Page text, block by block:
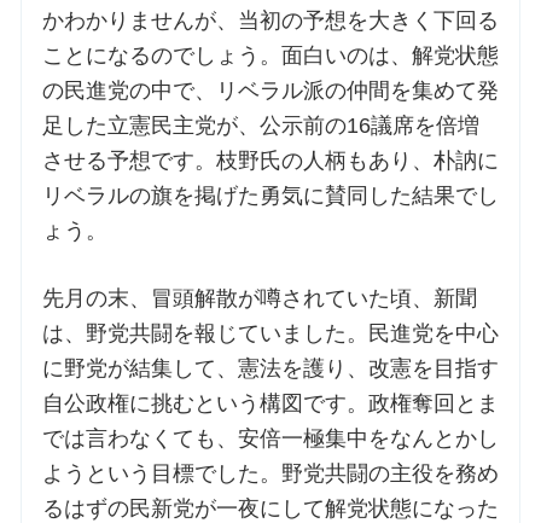
かわかりませんが、当初の予想を大きく下回る
ことになるのでしょう。面白いのは、解党状態
の民進党の中で、リベラル派の仲間を集めて発
足した立憲民主党が、公示前の16議席を倍増
させる予想です。枝野氏の人柄もあり、朴訥に
リベラルの旗を掲げた勇気に賛同した結果でし
ょう。
先月の末、冒頭解散が噂されていた頃、新聞
は、野党共闘を報じていました。民進党を中心
に野党が結集して、憲法を護り、改憲を目指す
自公政権に挑むという構図です。政権奪回とま
では言わなくても、安倍一極集中をなんとかし
ようという目標でした。野党共闘の主役を務め
るはずの民新党が一夜にして解党状態になった